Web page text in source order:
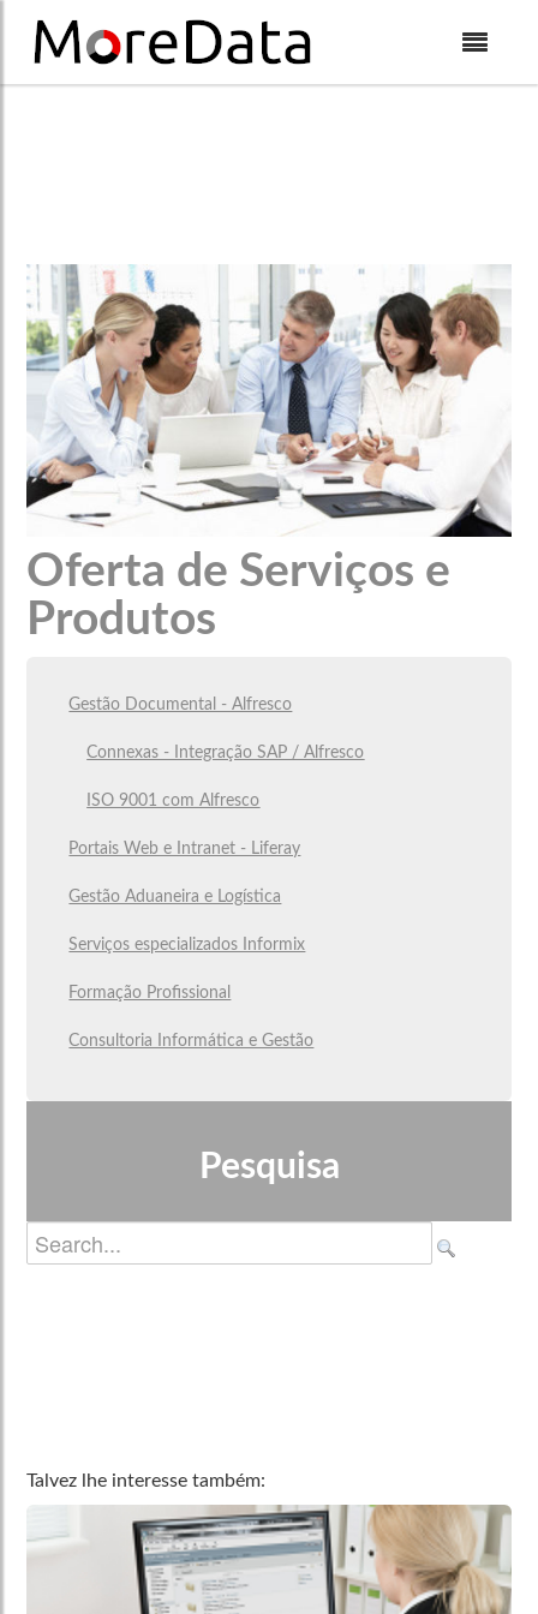
Oferta de Serviços e
Produtos
Gestão Documental - Alfresco
Connexas - Integração SAP / Alfresco
ISO 9001 com Alfresco
Portais Web e Intranet - Liferay
Gestão Aduaneira e Logística
Serviços especializados Informix
Formação Profissional
Consultoria Informática e Gestão
Pesquisa
Talvez lhe interesse também: